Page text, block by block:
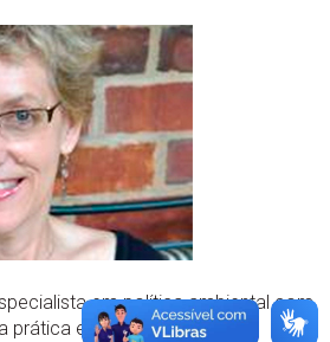
em política ambiental com
prática e acadêmica. Na